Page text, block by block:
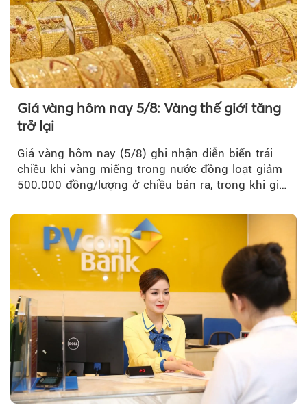
Giá vàng hôm nay 5/8: Vàng thế giới tăng
trở lại
Giá vàng hôm nay (5/8) ghi nhận diễn biến trái
chiều khi vàng miếng trong nước đồng loạt giảm
500.000 đồng/lượng ở chiều bán ra, trong khi giá
thương hiệu.